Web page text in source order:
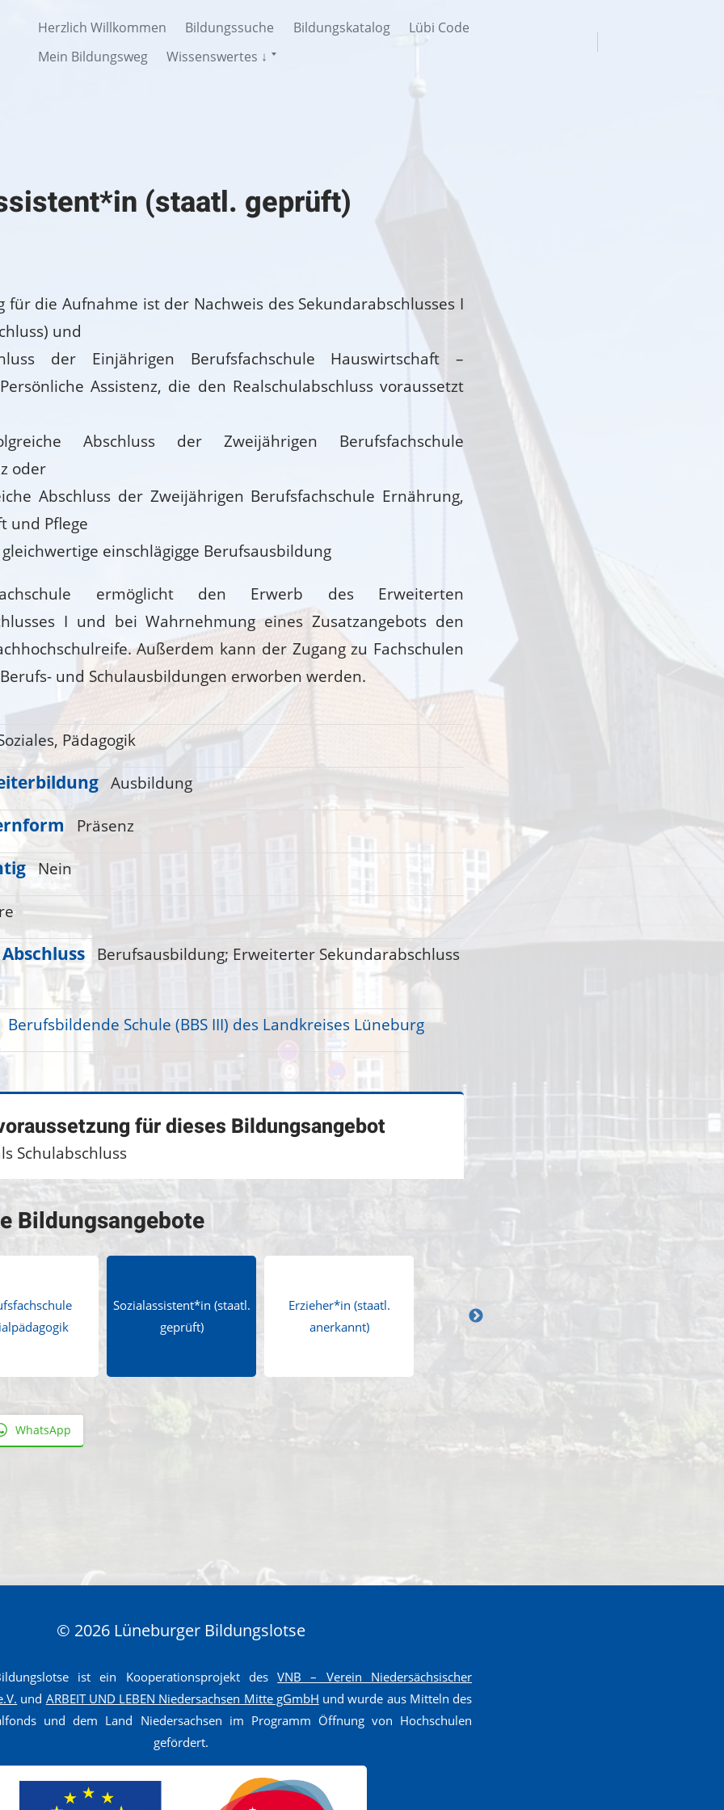
Herzlich Willkommen Bildungssuche Bildungskatalog
Lübi Code
Mein Bildungsweg
Wissenswertes ↓
(staatl. geprüft)
für die Aufnahme ist der Nachweis des Sekundarabschlusses I
und
der Einjährigen Berufsfachschule Hauswirtschaft –
Assistenz, die den Realschulabschluss voraussetzt
Abschluss der Zweijährigen Berufsfachschule
oder
Abschluss der Zweijährigen Berufsfachschule Ernährung,
und Pflege
einschlägigge Berufsausbildung
ermöglicht den Erwerb des Erweiterten
I und bei Wahrnehmung eines Zusatzangebots den
Außerdem kann der Zugang zu Fachschulen
und Schulausbildungen erworben werden.
Pädagogik
Ausbildung
Präsenz
Nein
Berufsausbildung; Erweiterter Sekundarabschluss
Berufsbildende Schule (BBS III) des Landkreises Lüneburg
für dieses Bildungsangebot
Schulabschluss
Bildungsangebote
Sozialassistent*in (staatl.
geprüft)
Erzieher*in (staatl.
anerkannt)
WhatsApp
© 2026 Lüneburger Bildungslotse
ist ein Kooperationsprojekt desVNB – Verein Niedersächsischer
und ARBEIT UND LEBEN Niedersachsen Mitte gGmbH und wurde aus Mitteln des
und dem Land Niedersachsen im Programm Öffnung von Hochschulen
gefördert.